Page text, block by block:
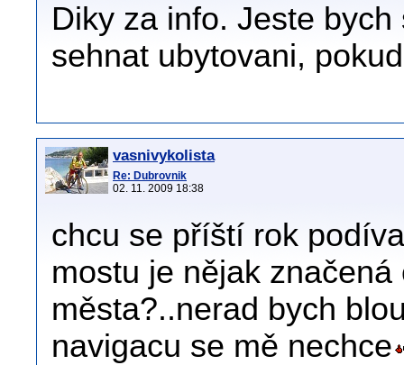
Diky za info. Jeste
sehnat ubytovani,
vasnivykolista
Re: Dubrovnik
02. 11. 2009 18:38
chcu se příští rok
mostu je nějak
města?..nerad bych
navigacu se mě nechce